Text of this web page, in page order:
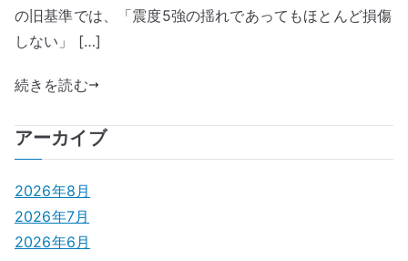
の旧基準では、「震度5強の揺れであってもほとんど損傷
しない」 […]
続きを読む
アーカイブ
2026年8月
2026年7月
2026年6月